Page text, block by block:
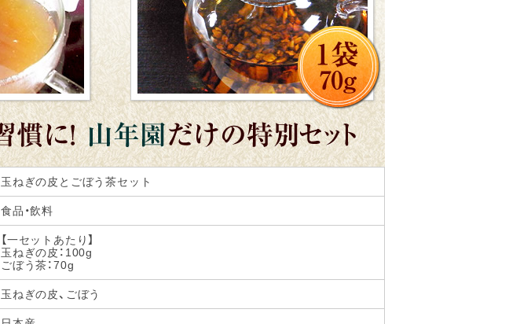
玉ねぎの皮とごぼう茶セット
食品・飲料
【一セットあたり】
玉ねぎの皮：100g
ごぼう茶：70g
玉ねぎの皮、ごぼう